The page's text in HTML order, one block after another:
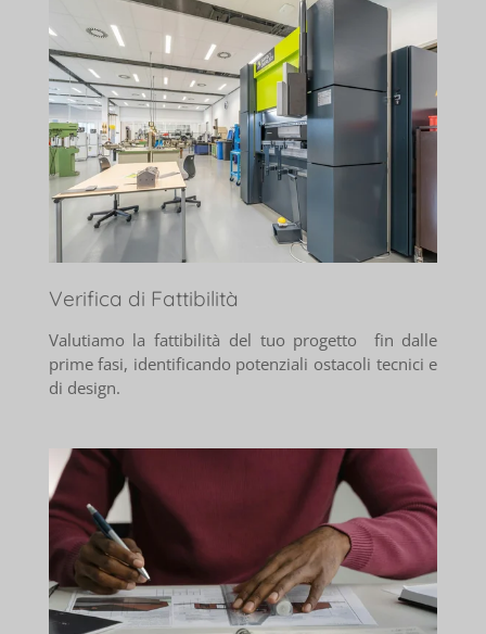
Verifica di Fattibilità
Valutiamo la fattibilità del tuo progetto fin dalle
prime fasi, identificando potenziali ostacoli tecnici e
di design.